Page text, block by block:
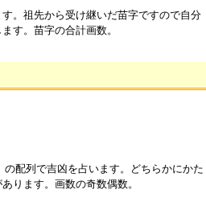
。祖先から受け継いだ苗字ですので自分
す。苗字の合計画数。
配列で吉凶を占います。どちらかにかた
ります。画数の奇数偶数。